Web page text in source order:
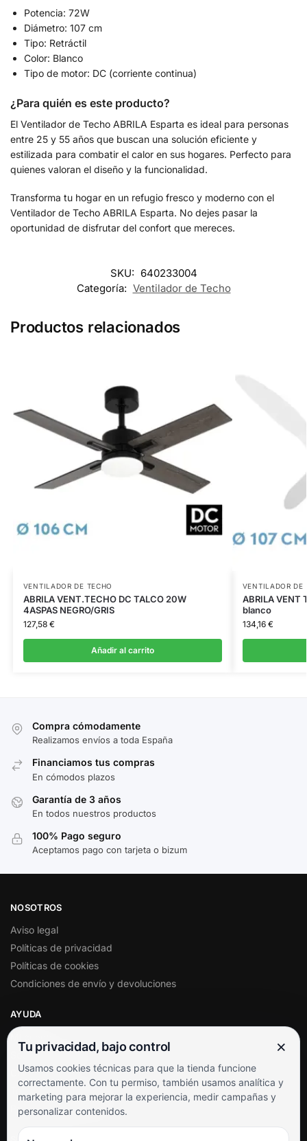
Potencia: 72W
Diámetro: 107 cm
Tipo: Retráctil
Color: Blanco
Tipo de motor: DC (corriente continua)
¿Para quién es este producto?
El Ventilador de Techo ABRILA Esparta es ideal para personas
entre 25 y 55 años que buscan una solución eficiente y
estilizada para combatir el calor en sus hogares. Perfecto para
quienes valoran el diseño y la funcionalidad.
Transforma tu hogar en un refugio fresco y moderno con el
Ventilador de Techo ABRILA Esparta. No dejes pasar la
oportunidad de disfrutar del confort que mereces.
SKU: 640233004
Categoría: Ventilador de Techo
Productos relacionados
VENTILADOR DE TECHO
ABRILA VENT.TECHO DC TALCO 20W
4ASPAS NEGRO/GRIS
127,58 €
Añadir al carrito
VENTILADOR DE
ABRILA VENT
blanco
134,16 €
Compra cómodamente
Realizamos envíos a toda España
Financiamos tus compras
En cómodos plazos
Garantía de 3 años
En todos nuestros productos
100% Pago seguro
Aceptamos pago con tarjeta o bizum
NOSOTROS
Aviso legal
Políticas de privacidad
Políticas de cookies
Condiciones de envío y devoluciones
AYUDA
Soporte al cliente
Contacto
Términos y condiciones
Preguntas frecuentes
SÍGUENOS
Tu privacidad, bajo control ×
Usamos cookies técnicas para que la tienda funcione
correctamente. Con tu permiso, también usamos analítica y
marketing para mejorar la experiencia, medir campañas y
personalizar contenidos.